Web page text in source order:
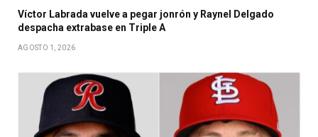
Víctor Labrada vuelve a pegar jonrón y Raynel Delgado
despacha extrabase en Triple A
AGOSTO 1, 2026